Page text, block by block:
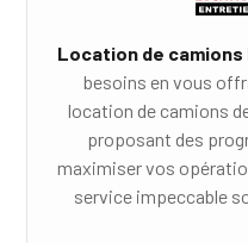
Location de camions
besoins en vous
location de camions
proposant des
maximiser vos
service impeccable